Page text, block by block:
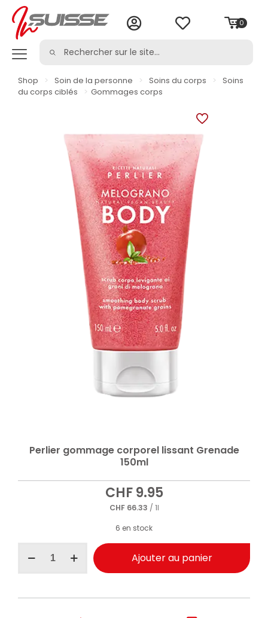
0
Shop > Soin de la personne > Soins du corps >
Soins
du corps ciblés
> Gommages corps
Perlier gommage corporel lissant Grenade
150ml
CHF9.95
CHF66.33 / 1l
6 en stock
Ajouter au panier